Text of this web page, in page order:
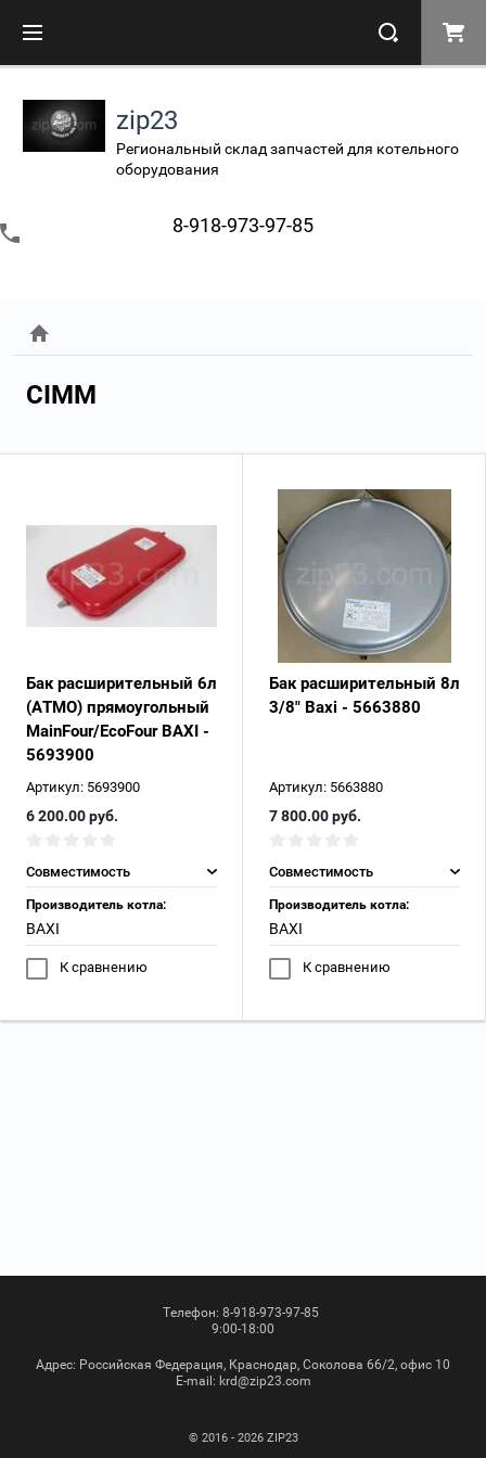
zip23
Региональный склад запчастей для котельного
оборудования
8-918-973-97-85
CIMM
Бак расширительный 6л
(АТМО) прямоугольный
MainFour/EcoFour BAXI -
5693900
Артикул: 5693900
6 200.00руб.
Совместимость
Производитель котла:
BAXI
К сравнению
Бак расширительный 8л
3/8" Baxi - 5663880
Артикул: 5663880
7 800.00руб.
Совместимость
Производитель котла:
BAXI
К сравнению
Телефон: 8-918-973-97-85
9:00-18:00
Адрес: Российская Федерация, Краснодар, Соколова 66/2, офис 10
Е-mail: krd@zip23.com
© 2016 - 2026 ZIP23